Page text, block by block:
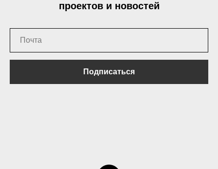
проектов и новостей
Подписаться